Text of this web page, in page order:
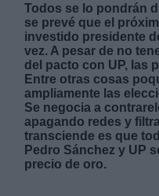
Todos se lo pondrán
se prevé que el
investido presidente
vez. A pesar de no
del pacto con UP, las
Entre otras cosas
ampliamente las
Se negocia a
apagando redes y
transciende es que t
Pedro Sánchez y UP
precio de oro.